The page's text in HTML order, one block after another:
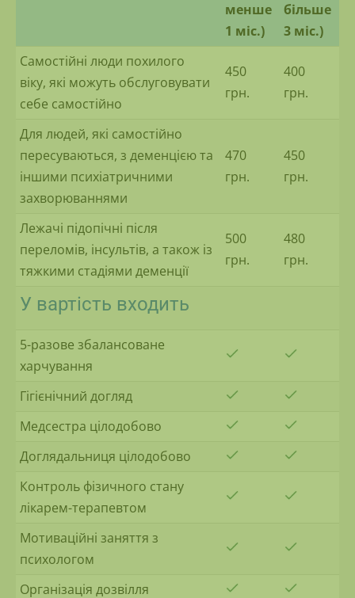
менше
1 міс.)
більше
3 міс.)
Самостійні люди похилого
віку, які можуть обслуговувати
себе самостійно
450
грн.
400
грн.
Для людей, які самостійно
пересуваються, з деменцією та
іншими психіатричними
захворюваннями
470
грн.
450
грн.
Лежачі підопічні після
переломів, інсультів, а також із
тяжкими стадіями деменції
500
грн.
480
грн.
У вартість входить
5-разове збалансоване
харчування
Гігієнічний догляд
Медсестра цілодобово
Доглядальниця цілодобово
Контроль фізичного стану
лікарем-терапевтом
Мотиваційні заняття з
психологом
Організація дозвілля